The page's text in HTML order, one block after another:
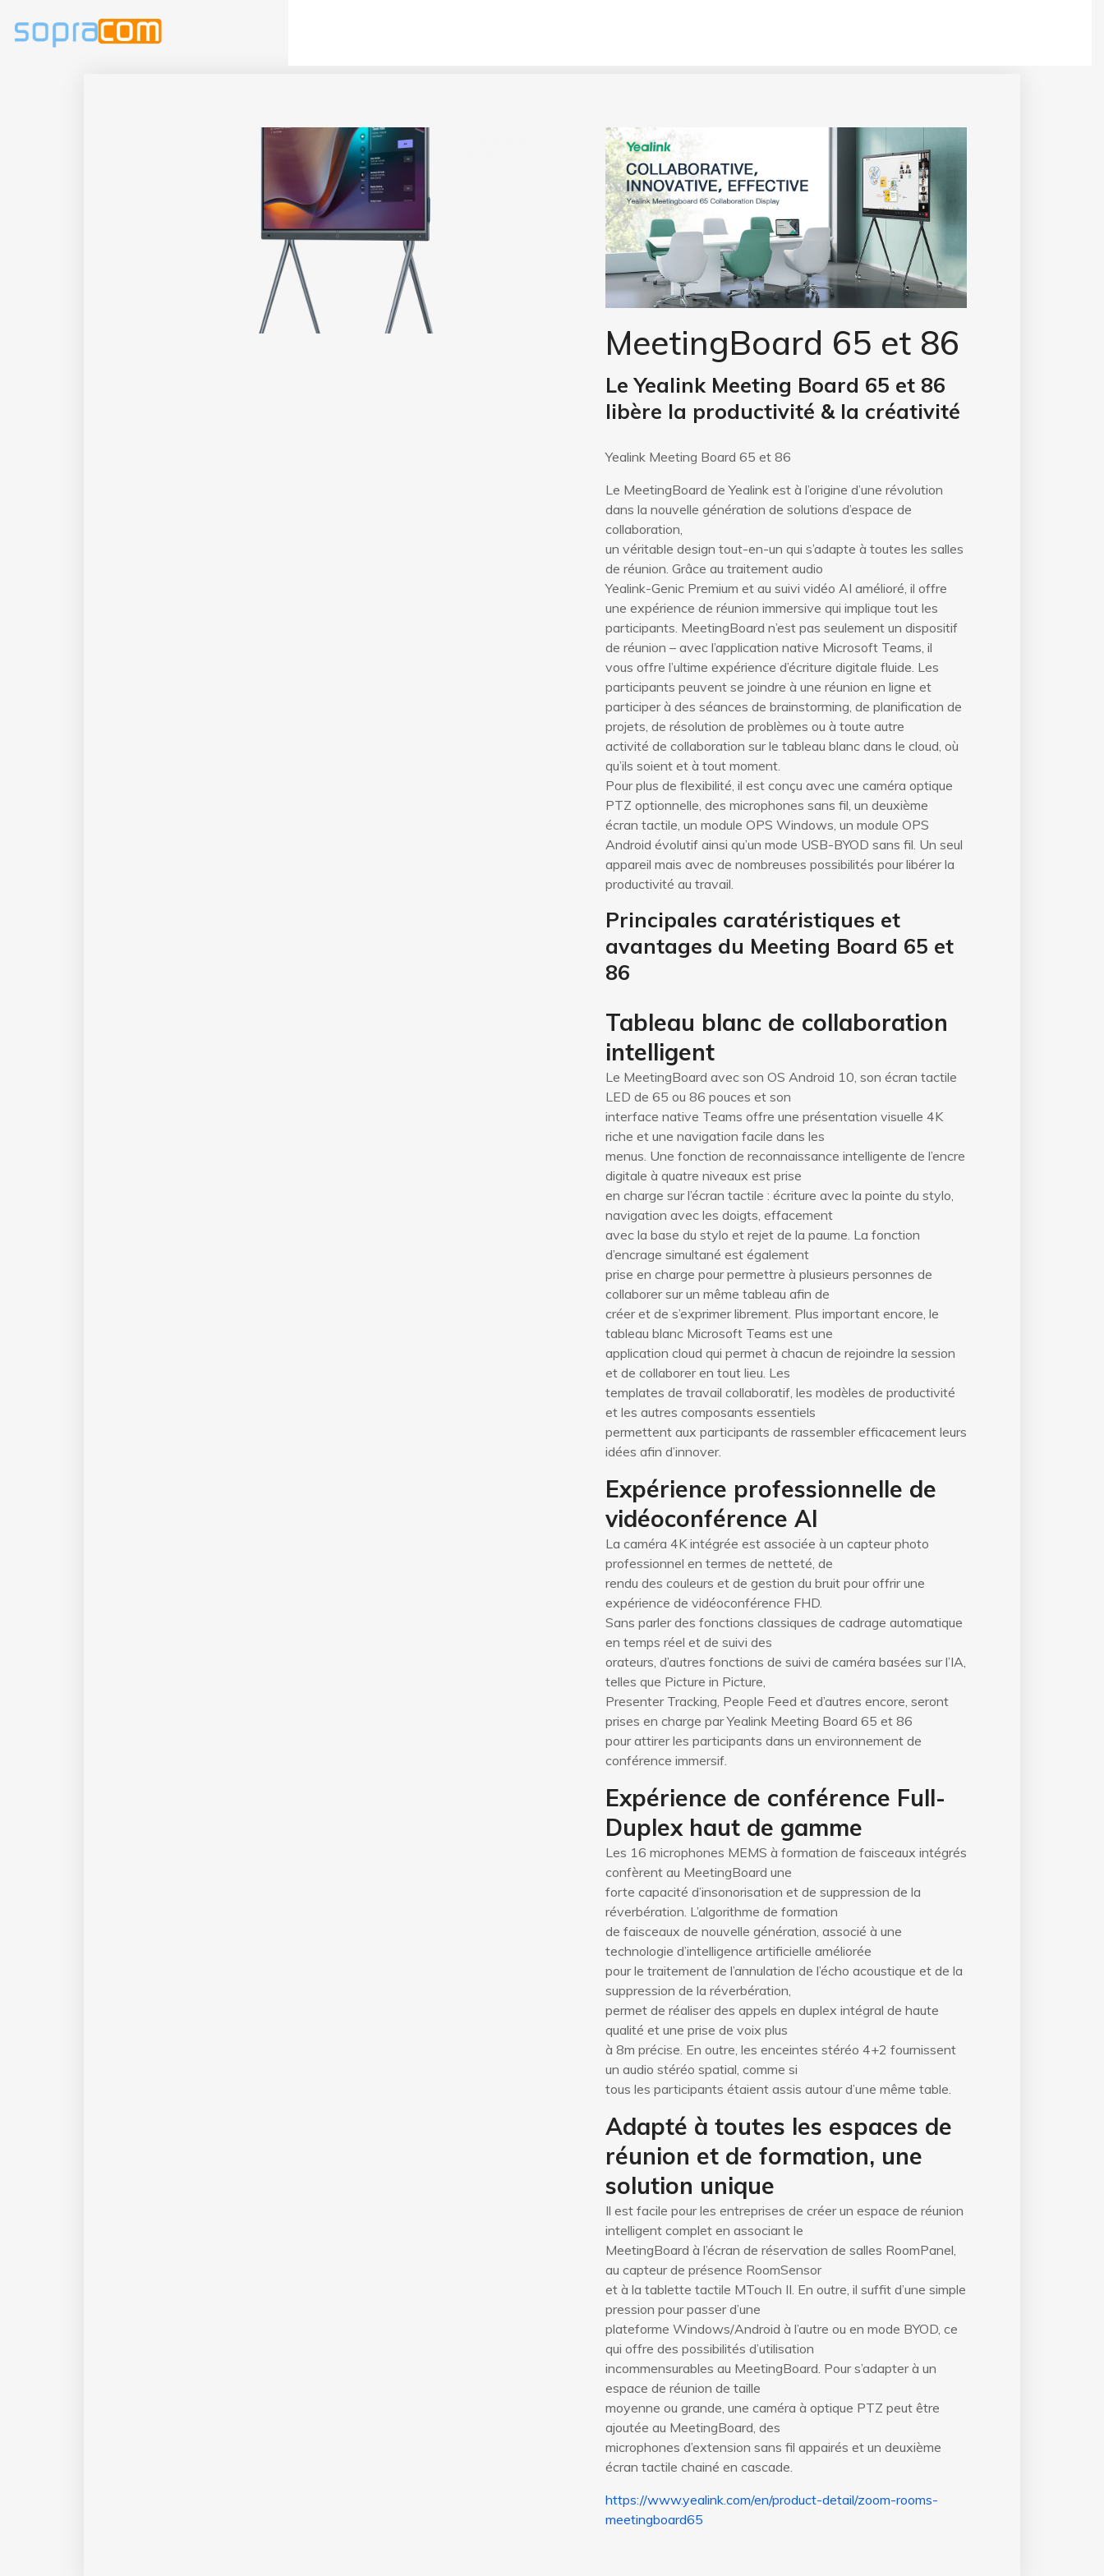
MeetingBoard 65 et 86
Le Yealink Meeting Board 65 et 86
libère la productivité & la créativité
Yealink Meeting Board 65 et 86
Le MeetingBoard de Yealink est à l’origine d’une révolution
dans la nouvelle génération de solutions d’espace de
collaboration,
un véritable design tout-en-un qui s’adapte à toutes les salles
de réunion. Grâce au traitement audio
Yealink-Genic Premium et au suivi vidéo AI amélioré, il offre
une expérience de réunion immersive qui implique tout les
participants. MeetingBoard n’est pas seulement un dispositif
de réunion – avec l’application native Microsoft Teams, il
vous offre l’ultime expérience d’écriture digitale fluide. Les
participants peuvent se joindre à une réunion en ligne et
participer à des séances de brainstorming, de planification de
projets, de résolution de problèmes ou à toute autre
activité de collaboration sur le tableau blanc dans le cloud, où
qu’ils soient et à tout moment.
Pour plus de flexibilité, il est conçu avec une caméra optique
PTZ optionnelle, des microphones sans fil, un deuxième
écran tactile, un module OPS Windows, un module OPS
Android évolutif ainsi qu’un mode USB-BYOD sans fil. Un seul
appareil mais avec de nombreuses possibilités pour libérer la
productivité au travail.
Principales caratéristiques et
avantages du Meeting Board 65 et
86
Tableau blanc de collaboration
intelligent
Le MeetingBoard avec son OS Android 10, son écran tactile
LED de 65 ou 86 pouces et son
interface native Teams offre une présentation visuelle 4K
riche et une navigation facile dans les
menus. Une fonction de reconnaissance intelligente de l’encre
digitale à quatre niveaux est prise
en charge sur l’écran tactile : écriture avec la pointe du stylo,
navigation avec les doigts, effacement
avec la base du stylo et rejet de la paume. La fonction
d’encrage simultané est également
prise en charge pour permettre à plusieurs personnes de
collaborer sur un même tableau afin de
créer et de s’exprimer librement. Plus important encore, le
tableau blanc Microsoft Teams est une
application cloud qui permet à chacun de rejoindre la session
et de collaborer en tout lieu. Les
templates de travail collaboratif, les modèles de productivité
et les autres composants essentiels
permettent aux participants de rassembler efficacement leurs
idées afin d’innover.
Expérience professionnelle de
vidéoconférence AI
La caméra 4K intégrée est associée à un capteur photo
professionnel en termes de netteté, de
rendu des couleurs et de gestion du bruit pour offrir une
expérience de vidéoconférence FHD.
Sans parler des fonctions classiques de cadrage automatique
en temps réel et de suivi des
orateurs, d’autres fonctions de suivi de caméra basées sur l’IA,
telles que Picture in Picture,
Presenter Tracking, People Feed et d’autres encore, seront
prises en charge par Yealink Meeting Board 65 et 86
pour attirer les participants dans un environnement de
conférence immersif.
Expérience de conférence Full-
Duplex haut de gamme
Les 16 microphones MEMS à formation de faisceaux intégrés
confèrent au MeetingBoard une
forte capacité d’insonorisation et de suppression de la
réverbération. L’algorithme de formation
de faisceaux de nouvelle génération, associé à une
technologie d’intelligence artificielle améliorée
pour le traitement de l’annulation de l’écho acoustique et de la
suppression de la réverbération,
permet de réaliser des appels en duplex intégral de haute
qualité et une prise de voix plus
à 8m précise. En outre, les enceintes stéréo 4+2 fournissent
un audio stéréo spatial, comme si
tous les participants étaient assis autour d’une même table.
Adapté à toutes les espaces de
réunion et de formation, une
solution unique
Il est facile pour les entreprises de créer un espace de réunion
intelligent complet en associant le
MeetingBoard à l’écran de réservation de salles RoomPanel,
au capteur de présence RoomSensor
et à la tablette tactile MTouch II. En outre, il suffit d’une simple
pression pour passer d’une
plateforme Windows/Android à l’autre ou en mode BYOD, ce
qui offre des possibilités d’utilisation
incommensurables au MeetingBoard. Pour s’adapter à un
espace de réunion de taille
moyenne ou grande, une caméra à optique PTZ peut être
ajoutée au MeetingBoard, des
microphones d’extension sans fil appairés et un deuxième
écran tactile chainé en cascade.
https://www.yealink.com/en/product-detail/zoom-rooms-
meetingboard65